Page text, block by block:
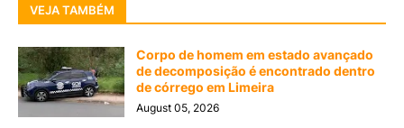
VEJA TAMBÉM
Corpo de homem em estado avançado
de decomposição é encontrado dentro
de córrego em Limeira
August 05, 2026